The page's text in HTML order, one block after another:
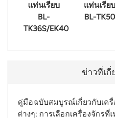
แท่นเรียบ
BL-
TK36S/EK40
แท่นเรียบ
BL-TK50
ข่าวที่เกี่
คู่มือฉบับสมบูรณ์เกี่ยวกับเครื่
ต่างๆ: การเลือกเครื่องจักร